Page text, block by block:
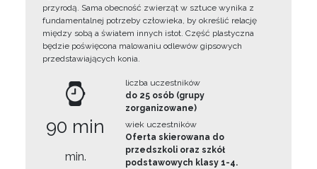
przyrodą. Sama obecność zwierząt w sztuce wynika z
fundamentalnej potrzeby człowieka, by określić relację
między sobą a światem innych istot. Część plastyczna
będzie poświęcona malowaniu odlewów gipsowych
przedstawiających konia.
90 min
min.
liczba uczestników
do 25 osób (grupy
zorganizowane)
wiek uczestników
Oferta skierowana do
przedszkoli oraz szkół
podstawowych klasy 1-4.